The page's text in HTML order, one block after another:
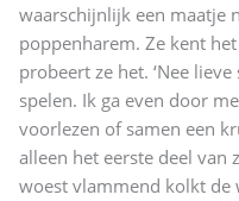
waarschijnlijk een maatje
poppenharem. Ze kent
probeert ze het. ‘Nee
spelen. Ik ga even door
voorlezen of samen een
alleen het eerste deel van
woest vlammend kolkt